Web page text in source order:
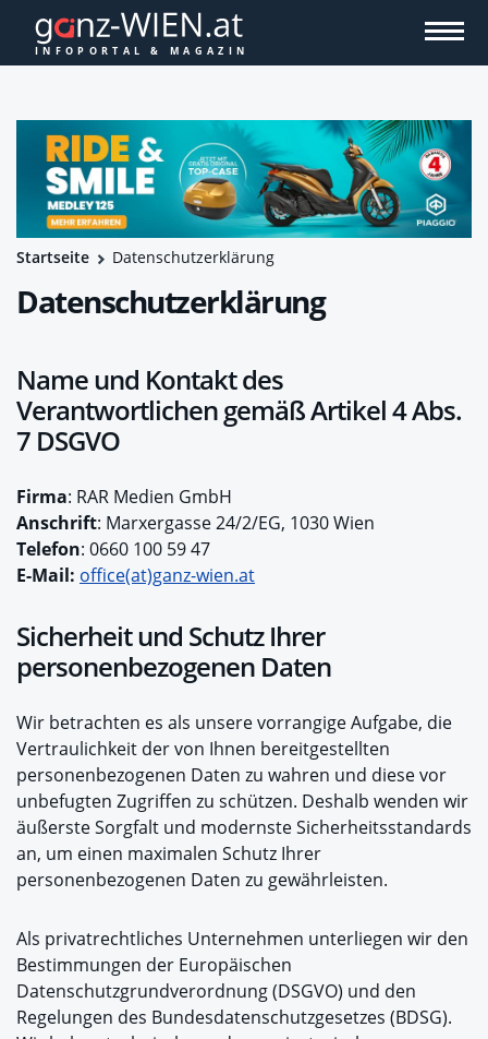
Startseite Datenschutzerklärung
Datenschutzerklärung
Name und Kontakt des
Verantwortlichen gemäß Artikel 4 Abs.
7 DSGVO
Firma: RAR Medien GmbH
Anschrift: Marxergasse 24/2/EG, 1030 Wien
Telefon: 0660 100 59 47
E-Mail: office(at)ganz-wien.at
Sicherheit und Schutz Ihrer
personenbezogenen Daten
Wir betrachten es als unsere vorrangige Aufgabe, die
Vertraulichkeit der von Ihnen bereitgestellten
personenbezogenen Daten zu wahren und diese vor
unbefugten Zugriffen zu schützen. Deshalb wenden wir
äußerste Sorgfalt und modernste Sicherheitsstandards
an, um einen maximalen Schutz Ihrer
personenbezogenen Daten zu gewährleisten.
Als privatrechtliches Unternehmen unterliegen wir den
Bestimmungen der Europäischen
Datenschutzgrundverordnung (DSGVO) und den
Regelungen des Bundesdatenschutzgesetzes (BDSG).